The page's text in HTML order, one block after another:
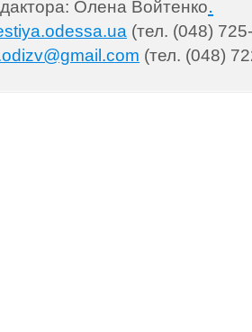
Олена Войтенко.
(тел. (048)
(тел. (048)